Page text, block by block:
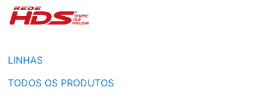
LINHAS
TODOS OS PRODUTOS